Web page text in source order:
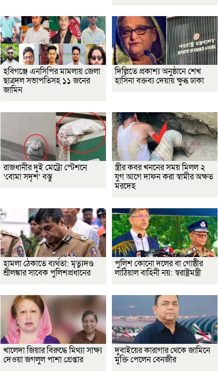
হবিগঞ্জে এনসিপির মামলায় জেলা
ছাত্রদল সভাপতিসহ ১১ জনের
জামিন
দিল্লিতে প্রকাশ্য অনুষ্ঠানে শেখ
হাসিনা বক্তব্য দেয়ায় ক্ষুব্ধ ঢাকা
রাজধানীর দুই মেট্রো স্টেশনে
‘বোমা সদৃশ’ বস্তু
স্ত্রীর কবর খননের সময় মিলল ২
যুগ আগে দাফন করা স্বামীর অক্ষত
মরদেহ
হামলা ঠেকাতে ব্যর্থতা: মৃত্যুদণ্ড
শ্রীলঙ্কার সাবেক পুলিশপ্রধানের
পুলিশ কোনো দলের বা গোষ্ঠীর
লাঠিয়াল বাহিনী নয়: স্বরাষ্ট্রমন্ত্রী
খালেদা জিয়ার বিরুদ্ধে মিথ্যা সাক্ষ্য
দেওয়া জগলুল পাশা গ্রেপ্তার
দুবাইয়ের কারাগার থেকে জামিনে
মুক্তি পেলেন বেনজীর